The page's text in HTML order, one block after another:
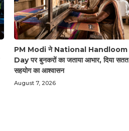
PM Modi ने National Handloom
Day पर बुनकरों का जताया आभार, दिया सतत
सहयोग का आश्वासन
August 7, 2026